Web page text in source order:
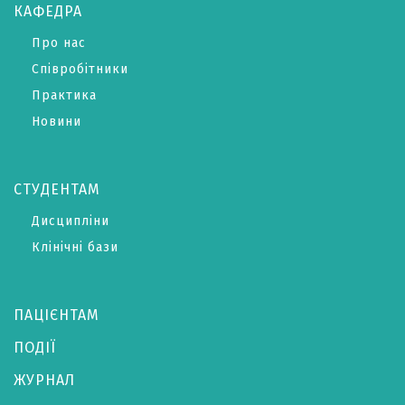
КАФЕДРА
Про нас
Співробітники
Практика
Новини
СТУДЕНТАМ
Дисципліни
Клінічні бази
ПАЦІЄНТАМ
ПОДІЇ
ЖУРНАЛ